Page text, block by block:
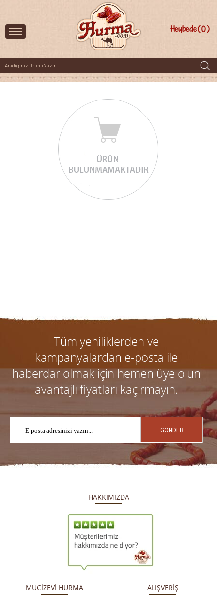
0
Heybede
Tüm yeniliklerden ve
kampanyalardan e-posta ile
haberdar olmak için hemen üye olun
avantajlı fiyatları kaçırmayın.
GÖNDER
HAKKIMIZDA
MUCİZEVİ HURMA ALIŞVERİŞ